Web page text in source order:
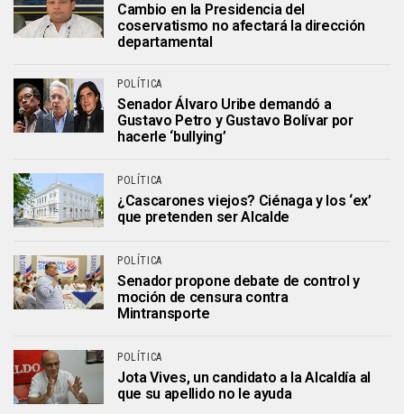
Cambio en la Presidencia del
coservatismo no afectará la dirección
departamental
POLÍTICA
Senador Álvaro Uribe demandó a
Gustavo Petro y Gustavo Bolívar por
hacerle ‘bullying’
POLÍTICA
¿Cascarones viejos? Ciénaga y los ‘ex’
que pretenden ser Alcalde
POLÍTICA
Senador propone debate de control y
moción de censura contra
Mintransporte
POLÍTICA
Jota Vives, un candidato a la Alcaldía al
que su apellido no le ayuda